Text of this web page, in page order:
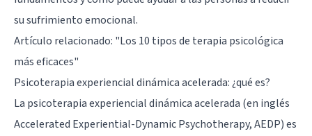
su sufrimiento emocional.
Artículo relacionado: "Los 10 tipos de terapia psicológica
más eficaces"
Psicoterapia experiencial dinámica acelerada: ¿qué es?
La psicoterapia experiencial dinámica acelerada (en inglés
Accelerated Experiential-Dynamic Psychotherapy, AEDP) es